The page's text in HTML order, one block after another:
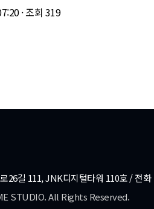
· 조회 319
26길 111, JNK디지털타워 110호 /
STUDIO. All Rights Reserved.